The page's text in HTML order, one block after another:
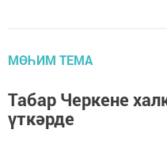
МӨҺИМ ТЕМА
Табар Черкене
үткәрде